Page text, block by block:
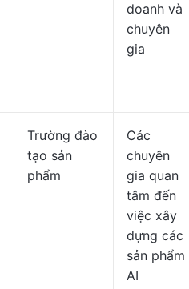
doanh và
chuyên
gia
Trường đào
tạo sản
phẩm
Các
chuyên
gia quan
tâm đến
việc xây
dựng các
sản phẩm
AI